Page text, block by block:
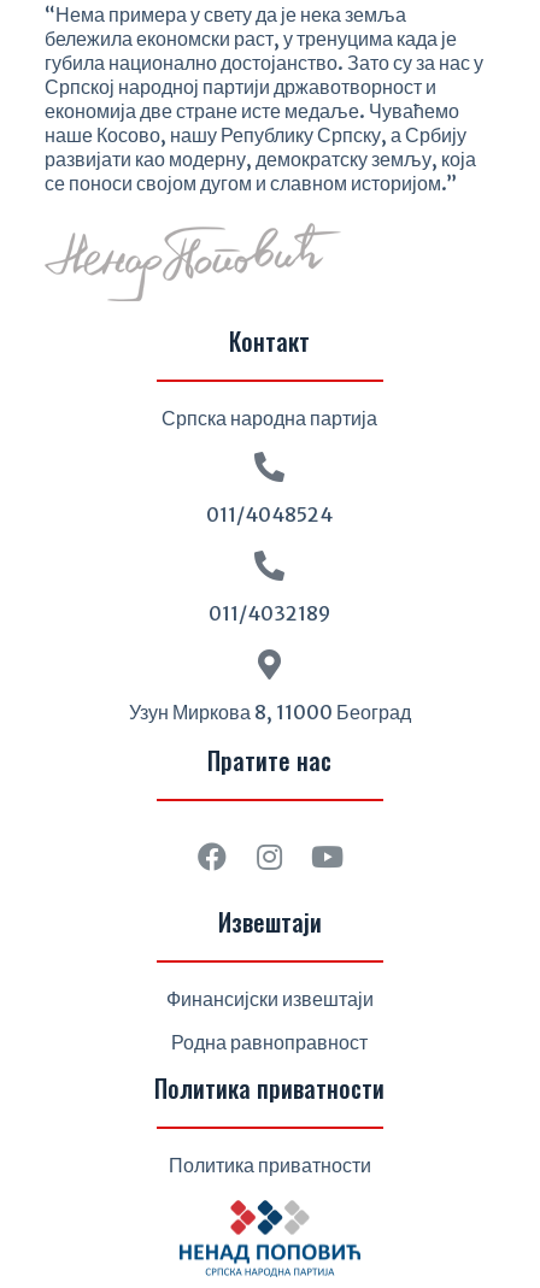
“Нема примера у свету да је нека земља
бележила економски раст, у тренуцима када је
губила национално достојанство. Зато су за нас у
Српској народној партији државотворност и
економија две стране исте медаље. Чуваћемо
наше Косово, нашу Републику Српску, а Србију
развијати као модерну, демократску земљу, која
се поноси својом дугом и славном историјом.”
Контакт
Српска народна партија
011/4048524
011/4032189
Узун Миркова 8, 11000 Београд
Пратите нас
Извештаји
Финансијски извештаји
Родна равноправност
Политика приватности
Политика приватности